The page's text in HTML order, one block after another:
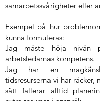
samarbetssvårigheter eller
Exempel på hur
kunna formuleras:
Jag måste höja nivån
arbetsledarnas kompetens.
Jag har en
tidsresurserna vi har räcker,
sätt fallerar alltid